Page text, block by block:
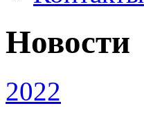
Новости
2022